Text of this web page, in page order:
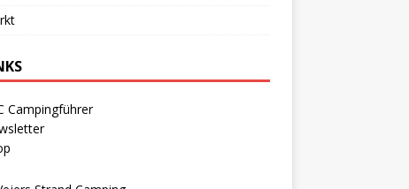
Campingführer